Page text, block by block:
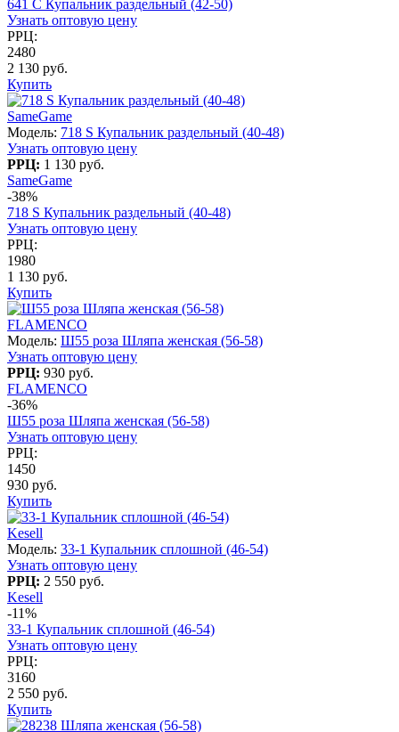
641 C Купальник раздельный (42-50)
Узнать оптовую цену
РРЦ:
2480
2 130 руб.
Купить
SameGame
Модель: 718 S Купальник раздельный (40-48)
Узнать оптовую цену
РРЦ: 1 130 руб.
SameGame
-38%
718 S Купальник раздельный (40-48)
Узнать оптовую цену
РРЦ:
1980
1 130 руб.
Купить
FLAMENCO
Модель: Ш55 роза Шляпа женская (56-58)
Узнать оптовую цену
РРЦ: 930 руб.
FLAMENCO
-36%
Ш55 роза Шляпа женская (56-58)
Узнать оптовую цену
РРЦ:
1450
930 руб.
Купить
Kesell
Модель: 33-1 Купальник сплошной (46-54)
Узнать оптовую цену
РРЦ: 2 550 руб.
Kesell
-11%
33-1 Купальник сплошной (46-54)
Узнать оптовую цену
РРЦ:
3160
2 550 руб.
Купить